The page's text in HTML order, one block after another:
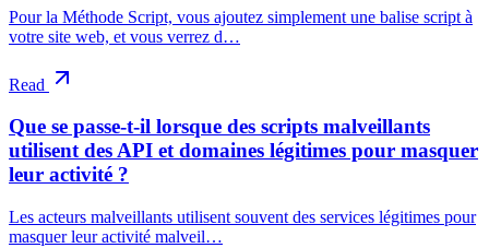
Pour la Méthode Script, vous ajoutez simplement une balise script à
votre site web, et vous verrez d…
Read
Que se passe-t-il lorsque des scripts malveillants
utilisent des API et domaines légitimes pour masquer
leur activité ?
Les acteurs malveillants utilisent souvent des services légitimes pour
masquer leur activité malveil…